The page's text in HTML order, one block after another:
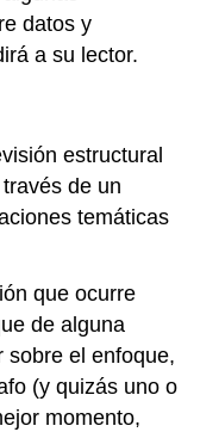
datos y
a su lector.
estructural
de un
temáticas
que ocurre
de alguna
sobre el enfoque,
(y quizás uno o
momento,